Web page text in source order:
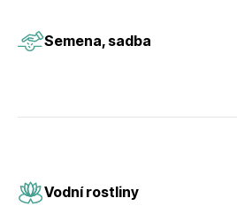
Semena, sadba
Vodní rostliny